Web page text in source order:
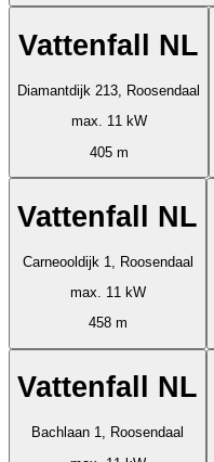
Vattenfall NL
Diamantdijk 213, Roosendaal
max. 11 kW
405 m
Vattenfall NL
Carneooldijk 1, Roosendaal
max. 11 kW
458 m
Vattenfall NL
Bachlaan 1, Roosendaal